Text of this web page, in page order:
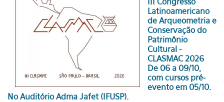
Latinoamericano
de Arqueometria e
Conservação do
Patrimônio
Cultural -
CLASMAC 2026
De 06 a 09/10,
com cursos pré-
evento em 05/10.
No Auditório Adma Jafet (IFUSP).